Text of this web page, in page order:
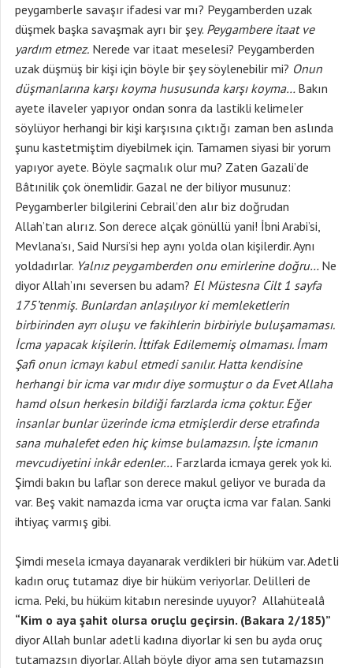
peygamberle savaşır ifadesi var mı? Peygamberden uzak
düşmek başka savaşmak ayrı bir şey. Peygambere itaat ve
yardım etmez. Nerede var itaat meselesi? Peygamberden
uzak düşmüş bir kişi için böyle bir şey söylenebilir mi? Onun
düşmanlarına karşı koyma hususunda karşı koyma… Bakın
ayete ilaveler yapıyor ondan sonra da lastikli kelimeler
söylüyor herhangi bir kişi karşısına çıktığı zaman ben aslında
şunu kastetmiştim diyebilmek için. Tamamen siyasi bir yorum
yapıyor ayete. Böyle saçmalık olur mu? Zaten Gazali’de
Bâtınilik çok önemlidir. Gazal ne der biliyor musunuz:
Peygamberler bilgilerini Cebrail’den alır biz doğrudan
Allah’tan alırız. Son derece alçak gönüllü yani! İbni Arabi’si,
Mevlana’sı, Said Nursi’si hep aynı yolda olan kişilerdir. Aynı
yoldadırlar. Yalnız peygamberden onu emirlerine doğru… Ne
diyor Allah’ını seversen bu adam? El Müstesna Cilt 1 sayfa
175’tenmiş. Bunlardan anlaşılıyor ki memleketlerin
birbirinden ayrı oluşu ve fakihlerin birbiriyle buluşamaması.
İcma yapacak kişilerin. İttifak Edilememiş olmaması. İmam
Şafi onun icmayı kabul etmedi sanılır. Hatta kendisine
herhangi bir icma var mıdır diye sormuştur o da Evet Allaha
hamd olsun herkesin bildiği farzlarda icma çoktur. Eğer
insanlar bunlar üzerinde icma etmişlerdir derse etrafında
sana muhalefet eden hiç kimse bulamazsın. İşte icmanın
mevcudiyetini inkâr edenler… Farzlarda icmaya gerek yok ki.
Şimdi bakın bu laflar son derece makul geliyor ve burada da
var. Beş vakit namazda icma var oruçta icma var falan. Sanki
ihtiyaç varmış gibi.
Şimdi mesela icmaya dayanarak verdikleri bir hüküm var. Adetli
kadın oruç tutamaz diye bir hüküm veriyorlar. Delilleri de
icma. Peki, bu hüküm kitabın neresinde uyuyor? Allahütealâ
“Kim o aya şahit olursa oruçlu geçirsin. (Bakara 2/185)”
diyor Allah bunlar adetli kadına diyorlar ki sen bu ayda oruç
tutamazsın diyorlar. Allah böyle diyor ama sen tutamazsın